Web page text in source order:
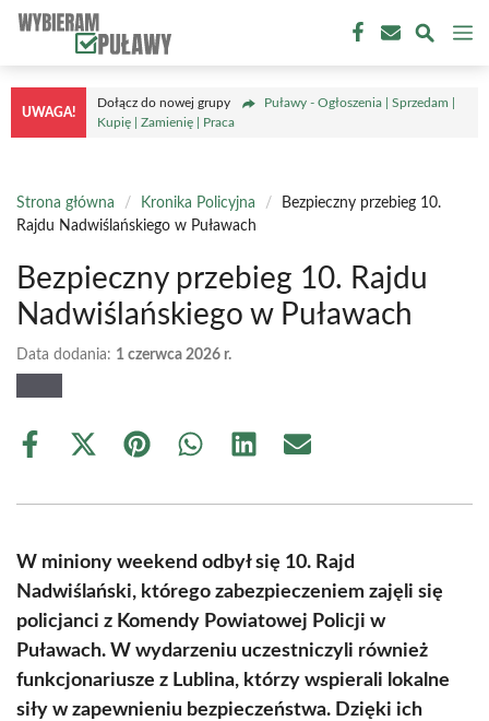
Przejdź
treści
UWAGA!
Dołącz do nowej grupy
Puławy - Ogłoszenia | Sprzedam |
Kupię | Zamienię | Praca
Strona główna / Kronika Policyjna /
Bezpieczny przebieg 10.
Rajdu Nadwiślańskiego w Puławach
Bezpieczny przebieg 10. Rajdu
Nadwiślańskiego w Puławach
Data dodania: 1 czerwca 2026 r.
Share
Share
(Twitter)
Share Share Share Share
W miniony weekend odbył się 10. Rajd
Nadwiślański, którego zabezpieczeniem zajęli się
policjanci z Komendy Powiatowej Policji w
Puławach. W wydarzeniu uczestniczyli również
funkcjonariusze z Lublina, którzy wspierali lokalne
siły w zapewnieniu bezpieczeństwa. Dzięki ich